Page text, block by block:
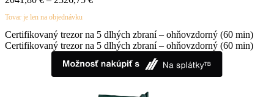
through
2326,75 €
Tovar je len na objednávku
Certifikovaný trezor na 5 dlhých zbraní – ohňovzdorný (60 min)
Certifikovaný trezor na 5 dlhých zbraní – ohňovzdorný (60 min)